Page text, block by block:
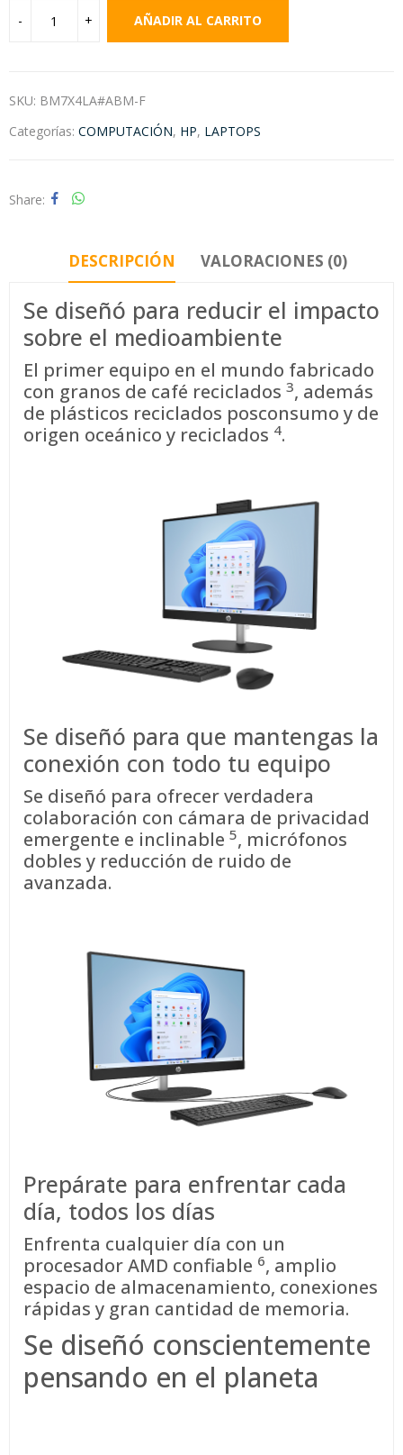
AÑADIR AL CARRITO
SKU: BM7X4LA#ABM-F
Categorías: COMPUTACIÓN, HP, LAPTOPS
Share
DESCRIPCIÓN VALORACIONES (0)
Se diseñó para reducir el impacto
sobre el medioambiente
El primer equipo en el mundo fabricado
con granos de café reciclados 3, además
de plásticos reciclados posconsumo y de
origen oceánico y reciclados 4.
Se diseñó para que mantengas la
conexión con todo tu equipo
Se diseñó para ofrecer verdadera
colaboración con cámara de privacidad
emergente e inclinable 5, micrófonos
dobles y reducción de ruido de
avanzada.
Prepárate para enfrentar cada
día, todos los días
Enfrenta cualquier día con un
procesador AMD confiable 6, amplio
espacio de almacenamiento, conexiones
rápidas y gran cantidad de memoria.
Se diseñó conscientemente
pensando en el planeta